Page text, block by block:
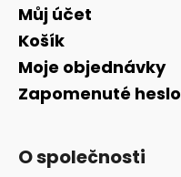
Můj účet
Košík
Moje objednávky
Zapomenuté heslo
O společnosti